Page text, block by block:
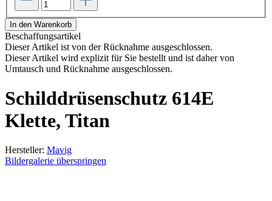
In den Warenkorb
Beschaffungsartikel
Dieser Artikel ist von der Rücknahme ausgeschlossen.
Dieser Artikel wird explizit für Sie bestellt und ist daher von
Umtausch und Rücknahme ausgeschlossen.
Schilddrüsenschutz 614E
Klette, Titan
Hersteller: Mavig
Bildergalerie überspringen